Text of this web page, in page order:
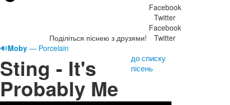
Поділіться піснею з друзями!
Facebook
Twitter
Facebook
Twitter
🔊Moby — Porcelain
Sting - It's
Probably Me
до списку
пісень